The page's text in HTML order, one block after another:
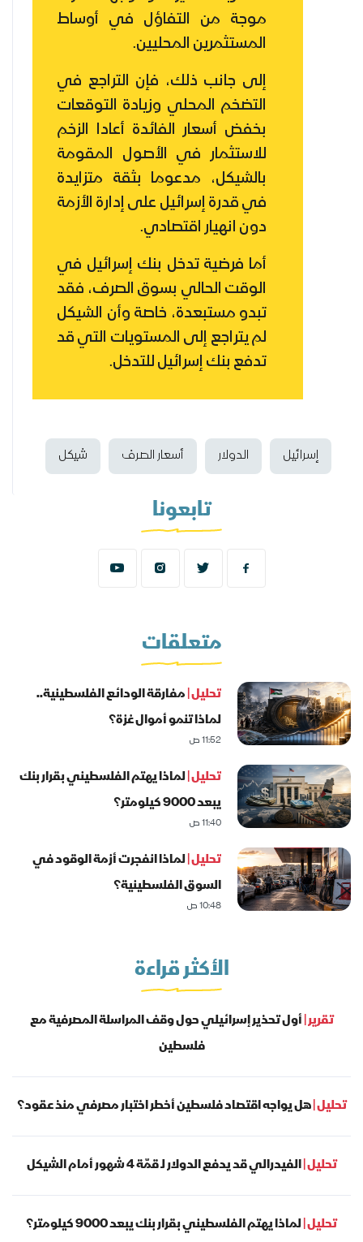
موجة من التفاؤل في أوساط
المستثمرين المحليين.
إلى جانب ذلك، فإن التراجع في
التضخم المحلي وزيادة التوقعات
بخفض أسعار الفائدة أعادا الزخم
للاستثمار في الأصول المقومة
بالشيكل، مدعوما بثقة متزايدة
في قدرة إسرائيل على إدارة الأزمة
دون انهيار اقتصادي.
أما فرضية تدخل بنك إسرائيل في
الوقت الحالي بسوق الصرف، فقد
تبدو مستبعدة، خاصة وأن الشيكل
لم يتراجع إلى المستويات التي قد
تدفع بنك إسرائيل للتدخل.
إسرائيل الدولار أسعار الصرف شيكل
تابعونا
متعلقات
تحليل |مفارقة الودائع الفلسطينية..
لماذا تنمو أموال غزة؟
11:52 ص
تحليل |لماذا يهتم الفلسطيني بقرار بنك
يبعد 9000 كيلومتر؟
11:40 ص
تحليل |لماذا انفجرت أزمة الوقود في
السوق الفلسطينية؟
10:48 ص
الأكثر قراءة
تقرير |أول تحذير إسرائيلي حول وقف المراسلة المصرفية مع
فلسطين
تحليل |هل يواجه اقتصاد فلسطين أخطر اختبار مصرفي منذ عقود؟
تحليل |الفيدرالي قد يدفع الدولار لـ قمّة 4 شهور أمام الشيكل
تحليل |لماذا يهتم الفلسطيني بقرار بنك يبعد 9000 كيلومتر؟